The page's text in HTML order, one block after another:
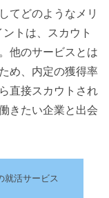
てどのようなメリ
トは、スカウト
他のサービスとは
め、内定の獲得率
直接スカウトされ
きたい企業と出会
就活サービス